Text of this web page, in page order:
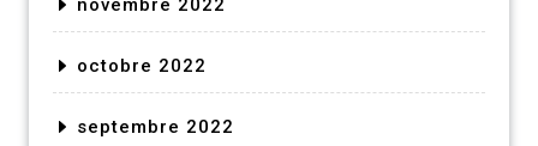
novembre 2022
octobre 2022
septembre 2022